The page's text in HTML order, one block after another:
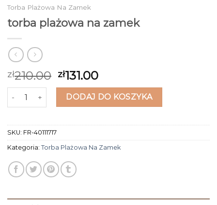
Torba Plażowa Na Zamek
torba plażowa na zamek
zł210.00 zł131.00
ilość torba plażowa na zamekDODAJ DO KOSZYKA
SKU: FR-40111717
Kategoria: Torba Plażowa Na Zamek